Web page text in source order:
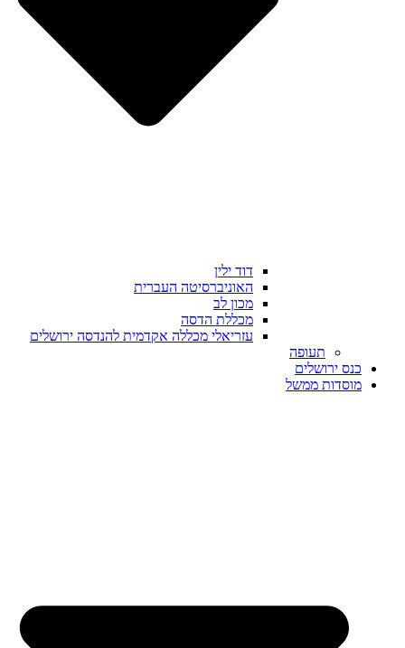
דוד ילין
האוניברסיטה העברית
מכון לב
מכללת הדסה
עזריאלי מכללה אקדמית להנדסה ירושלים
תעופה
כנס ירושלים
מוסדות ממשל